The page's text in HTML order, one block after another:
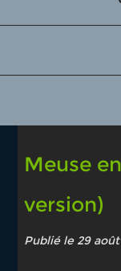
Meuse
version)
Publié le 29 août